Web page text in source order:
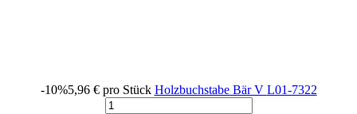
-10%5,96 € pro Stück Holzbuchstabe Bär V L01-7322